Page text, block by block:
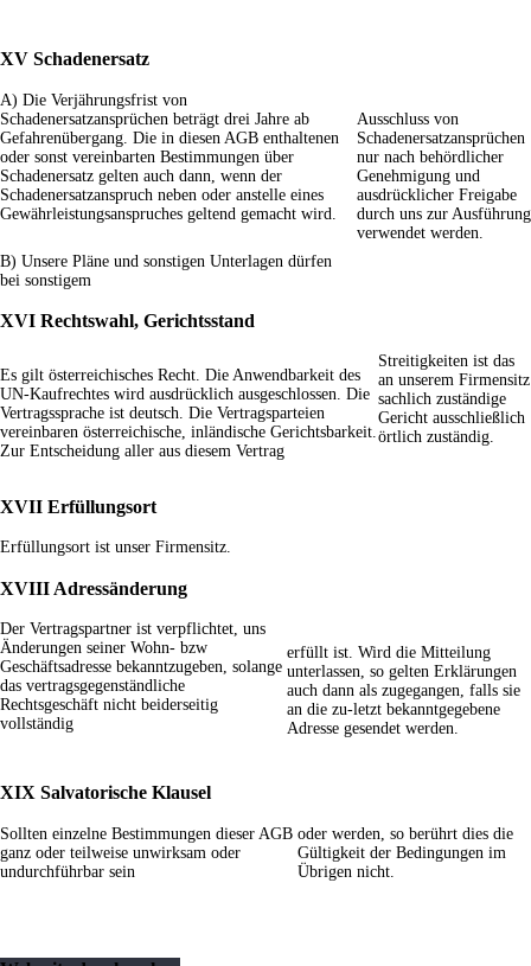
XV Schadenersatz
A) Die Verjährungsfrist von
Schadenersatzansprüchen beträgt drei Jahre ab
Gefahrenübergang. Die in diesen AGB enthaltenen
oder sonst vereinbarten Bestimmungen über
Schadenersatz gelten auch dann, wenn der
Schadenersatzanspruch neben oder anstelle eines
Gewährleistungsanspruches geltend gemacht wird.
B) Unsere Pläne und sonstigen Unterlagen dürfen
bei sonstigem
Ausschluss von
Schadenersatzansprüchen
nur nach behördlicher
Genehmigung und
ausdrücklicher Freigabe
durch uns zur Ausführung
verwendet werden.
XVI Rechtswahl, Gerichtsstand
Es gilt österreichisches Recht. Die Anwendbarkeit des
UN-Kaufrechtes wird ausdrücklich ausgeschlossen. Die
Vertragssprache ist deutsch. Die Vertragsparteien
vereinbaren österreichische, inländische Gerichtsbarkeit.
Zur Entscheidung aller aus diesem Vertrag
Streitigkeiten ist das
an unserem Firmensitz
sachlich zuständige
Gericht ausschließlich
örtlich zuständig.
XVII Erfüllungsort
Erfüllungsort ist unser Firmensitz.
XVIII Adressänderung
Der Vertragspartner ist verpflichtet, uns
Änderungen seiner Wohn- bzw
Geschäftsadresse bekanntzugeben, solange
das vertragsgegenständliche
Rechtsgeschäft nicht beiderseitig
vollständig
erfüllt ist. Wird die Mitteilung
unterlassen, so gelten Erklärungen
auch dann als zugegangen, falls sie
an die zu-letzt bekanntgegebene
Adresse gesendet werden.
XIX Salvatorische Klausel
Sollten einzelne Bestimmungen dieser AGB
ganz oder teilweise unwirksam oder
undurchführbar sein
oder werden, so berührt dies die
Gültigkeit der Bedingungen im
Übrigen nicht.